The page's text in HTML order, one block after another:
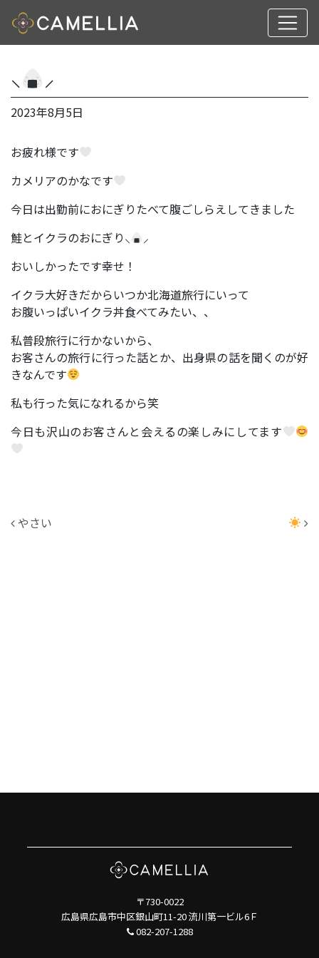
⸜ ⸝
2023年8月5日
お疲れ様です
カメリアのかなです
今日は出勤前におにぎりたべて腹ごしらえしてきました
鮭とイクラのおにぎり⸜
⸝
おいしかったです幸せ！
イクラ大好きだからいつか北海道旅行にいって
お腹いっぱいイクラ丼食べてみたい、、
私普段旅行に行かないから、
お客さんの旅行に行った話とか、出身県の話を聞くのが好
きなんです
私も行った気になれるから笑
今日も沢山のお客さんと会えるの楽しみにしてます
投稿ナビゲーション
やさい
〒730-0022
広島県広島市中区銀山町11-20 流川第一ビル6Ｆ
082-207-1288